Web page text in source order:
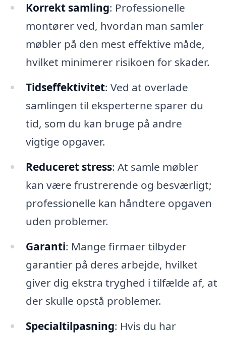
Korrekt samling: Professionelle
montører ved, hvordan man samler
møbler på den mest effektive måde,
hvilket minimerer risikoen for skader.
Tidseffektivitet: Ved at overlade
samlingen til eksperterne sparer du
tid, som du kan bruge på andre
vigtige opgaver.
Reduceret stress: At samle møbler
kan være frustrerende og besværligt;
professionelle kan håndtere opgaven
uden problemer.
Garanti: Mange firmaer tilbyder
garantier på deres arbejde, hvilket
giver dig ekstra tryghed i tilfælde af, at
der skulle opstå problemer.
Specialtilpasning: Hvis du har